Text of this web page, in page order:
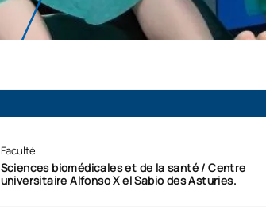
Faculté
Sciences biomédicales et de la santé / Centre
universitaire Alfonso X el Sabio des Asturies.